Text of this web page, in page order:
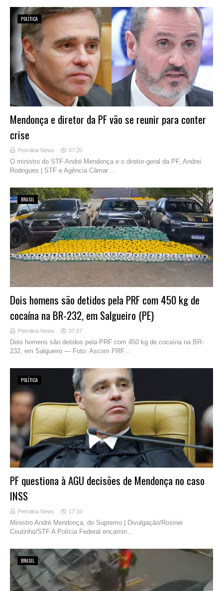
POLÍTICA
Mendonça e diretor da PF vão se reunir para conter
crise
Petrolina News 07:20
O ministro do STF André Mendonça e o diretor-geral da PF, Andrei
Rodrigues | STF e Agência Câmar…
BRASIL
Dois homens são detidos pela PRF com 450 kg de
cocaína na BR-232, em Salgueiro (PE)
Petrolina News 07:07
Dois homens são detidos pela PRF com 450 kg de cocaína na BR-
232, em Salgueiro — Foto: Ascom PRF…
POLÍTICA
PF questiona à AGU decisões de Mendonça no caso
INSS
Petrolina News 17:10
Ministro André Mendonça, do Supremo | Divulgação/Rosinei
Coutinho/STF A Polícia Federal encamin…
BRASIL